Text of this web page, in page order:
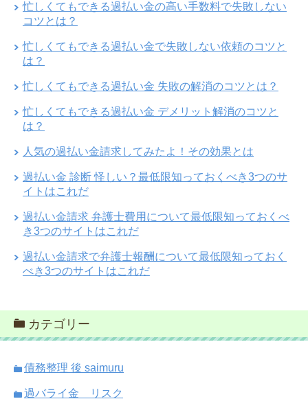
忙しくてもできる過払い金の高い手数料で失敗しない
コツとは？
忙しくてもできる過払い金で失敗しない依頼のコツと
は？
忙しくてもできる過払い金 失敗の解消のコツとは？
忙しくてもできる過払い金 デメリット解消のコツと
は？
人気の過払い金請求してみたよ！その効果とは
過払い金 診断 怪しい？最低限知っておくべき3つのサ
イトはこれだ
過払い金請求 弁護士費用について最低限知っておくべ
き3つのサイトはこれだ
過払い金請求で弁護士報酬について最低限知っておく
べき3つのサイトはこれだ
カテゴリー
債務整理 後 saimuru
過バライ金 リスク